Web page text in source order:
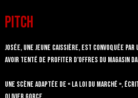
pitch
Josée, une jeune caissière, est convoquée
avoir tenté de profiter d’offres du magasin
Une scène adaptée de « La Loi du Marché »,